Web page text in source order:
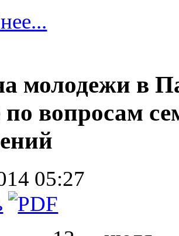
молодежи в
по вопросам
05:27